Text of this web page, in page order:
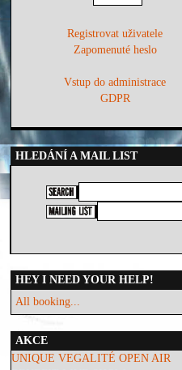
Registrovat uživatele
Zapomenuté heslo
Vstup do administrace
GDPR
HLEDÁNÍ A MAIL LIST
HEY I NEED YOUR HELP!
All booking...
AKCE
UNIQUE VEGALITÉ OPEN AIR